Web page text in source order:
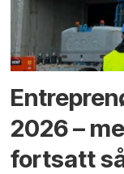
2026 –
fortsatt